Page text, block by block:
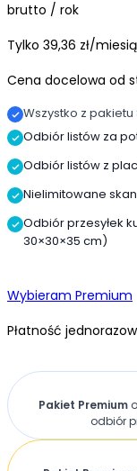
brutto / rok
Tylko 39,36 zł/
Cena docelowa od
Wszystko z
Odbiór listów za
Odbiór listów z
Nielimitowane
Odbiór przesyłek
30×30×35 cm)
Wybieram Premium
Płatność
Pakiet Premium
odbiór